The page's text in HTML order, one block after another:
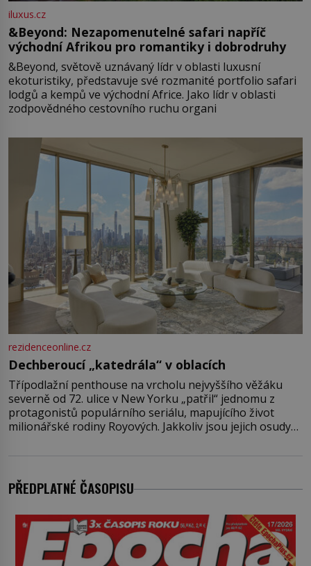
iluxus.cz
&Beyond: Nezapomenutelné safari napříč
východní Afrikou pro romantiky i dobrodruhy
&Beyond, světově uznávaný lídr v oblasti luxusní
ekoturistiky, představuje své rozmanité portfolio safari
lodgů a kempů ve východní Africe. Jako lídr v oblasti
zodpovědného cestovního ruchu organi
rezidenceonline.cz
Dechberoucí „katedrála“ v oblacích
Třípodlažní penthouse na vrcholu nejvyššího věžáku
severně od 72. ulice v New Yorku „patřil“ jednomu z
protagonistů populárního seriálu, mapujícího život
milionářské rodiny Royových. Jakkoliv jsou jejich osudy
jenom jednou z nemovitostí
PŘEDPLATNÉ ČASOPISU